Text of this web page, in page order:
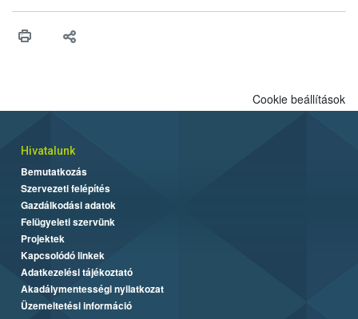
vonni az ebek viselkedésének megítélésében jártas szakértőt.
Cookie beállítások
Hivatalunk
Bemutatkozás
Szervezeti felépítés
Gazdálkodási adatok
Felügyeleti szervünk
Projektek
Kapcsolódó linkek
Adatkezelési tájékoztató
Akadálymentességi nyilatkozat
Üzemeltetési információ